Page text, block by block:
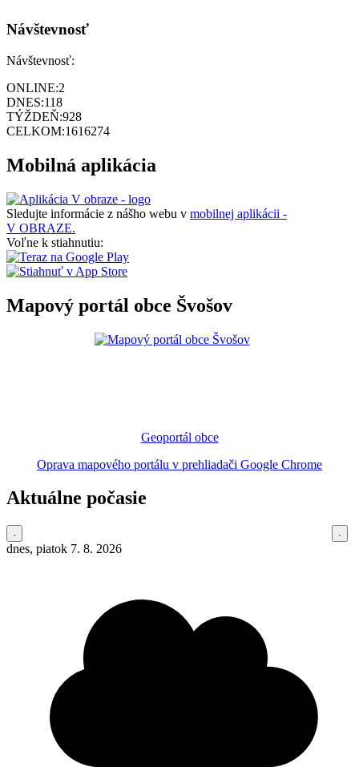
Návštevnosť
Návštevnosť:
ONLINE:2
DNES:118
TÝŽDEŇ:928
CELKOM:1616274
Mobilná aplikácia
Sledujte informácie z nášho webu v mobilnej aplikácii -
V OBRAZE.
Voľne k stiahnutiu:
Mapový portál obce Švošov
Geoportál obce
Oprava mapového portálu v prehliadači Google Chrome
Aktuálne počasie
dnes, piatok 7. 8. 2026